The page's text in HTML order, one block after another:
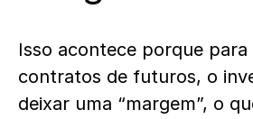
Isso acontece porque para
contratos de futuros, o
deixar uma “margem”, o